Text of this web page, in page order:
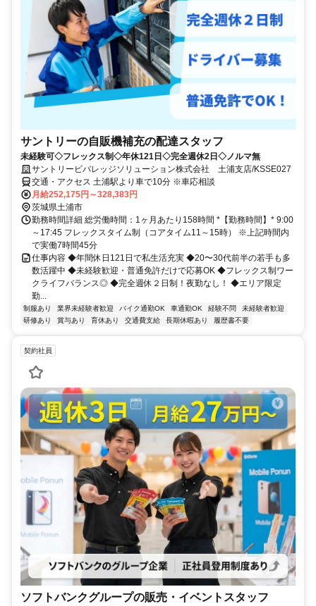
サントリーの自販機補充の配達スタッフ
未経験可◇フレックス制◇年休121日◇完全週休2日◇ノルマ無
サントリービバレッジソリューション株式会社 土浦支店/KSSE027
交通・アクセス 土浦駅より車で10分 ※車応相談
月給252,175円～328,383円
茨城県土浦市
勤務時間詳細 総労働時間：1ヶ月あたり158時間 *【勤務時間】* 9:00
～17:45 フレックスタイム制（コアタイム11～15時） ※上記時間内
で実働7時間45分
仕事内容 ◆年間休日121日で私生活充実 ◆20〜30代前半の若手も多
数活躍中 ◆未経験歓迎・普通免許だけで応募OK ◆フレックス制ワー
クライフバランス◎ ◆完全週休２日制！夜勤なし！ ◆エリア限定
勤...
制服あり 業界未経験者歓迎 バイク通勤OK 車通勤OK 経験不問
未経験者歓迎
研修あり
賞与あり 育休あり 交通費支給 長期休暇あり 履歴書不要
契約社員
ソフトバンクグループの販売・イベントスタッフ